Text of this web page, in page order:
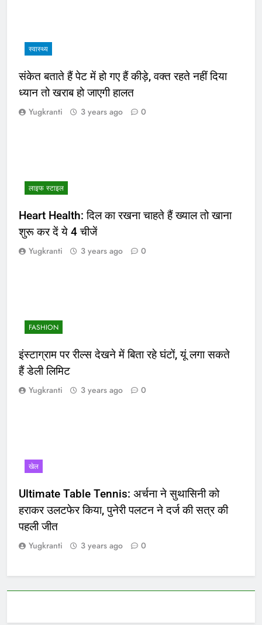
स्वास्थ्य
संकेत बताते हैं पेट में हो गए हैं कीड़े, वक्त रहते नहीं दिया
ध्यान तो खराब हो जाएगी हालत
Yugkranti 3 years ago 0
लाइफ स्टाइल
Heart Health: दिल का रखना चाहते हैं ख्याल तो खाना
शुरू कर दें ये 4 चीजें
Yugkranti 3 years ago 0
FASHION
इंस्टाग्राम पर रील्स देखने में बिता रहे घंटों, यूं लगा सकते
हैं डेली लिमिट
Yugkranti 3 years ago 0
खेल
Ultimate Table Tennis: अर्चना ने सुथासिनी को
हराकर उलटफेर किया, पुनेरी पलटन ने दर्ज की सत्र की
पहली जीत
Yugkranti 3 years ago 0